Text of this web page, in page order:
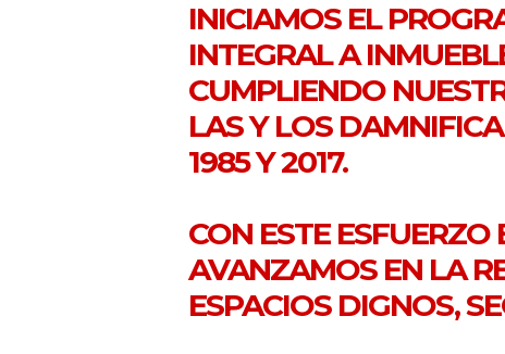
INICIAMOS EL
INTEGRAL A
CUMPLIENDO
LAS Y LOS
1985 Y 2017.
CON ESTE
AVANZAMOS EN LA
ESPACIOS DIGNOS,